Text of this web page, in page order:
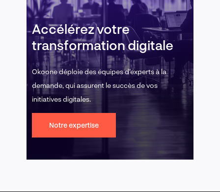
Accélérez votre
transformation digitale
Okoone déploie des équipes d’experts à la
demande, qui assurent le succès de vos
initiatives digitales.
Notre expertise